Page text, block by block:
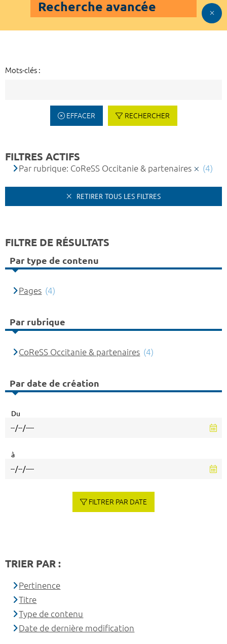
Recherche avancée
Mots-clés :
EFFACER RECHERCHER
FILTRES ACTIFS
Par rubrique: CoReSS Occitanie & partenaires (4)
RETIRER TOUS LES FILTRES
FILTRE DE RÉSULTATS
Par type de contenu
Pages (4)
Par rubrique
CoReSS Occitanie & partenaires (4)
Par date de création
Du
à
FILTRER PAR DATE
TRIER PAR :
Pertinence
Titre
Type de contenu
Date de dernière modification